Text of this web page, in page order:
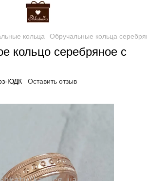
кольца Обручальные кольца
кольцо серебряное с
ЮДК Оставить отзыв